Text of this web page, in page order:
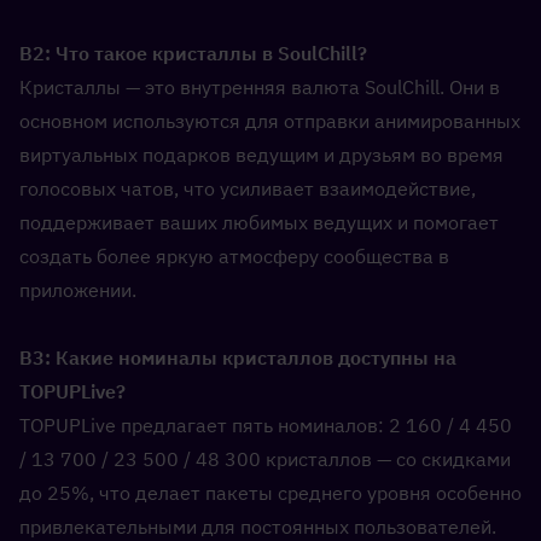
В2: Что такое кристаллы в SoulChill?
Кристаллы — это внутренняя валюта SoulChill. Они в
основном используются для отправки анимированных
виртуальных подарков ведущим и друзьям во время
голосовых чатов, что усиливает взаимодействие,
поддерживает ваших любимых ведущих и помогает
создать более яркую атмосферу сообщества в
приложении.
В3: Какие номиналы кристаллов доступны на
TOPUPLive?
TOPUPLive предлагает пять номиналов: 2 160 / 4 450
/ 13 700 / 23 500 / 48 300 кристаллов — со скидками
до 25%, что делает пакеты среднего уровня особенно
привлекательными для постоянных пользователей.